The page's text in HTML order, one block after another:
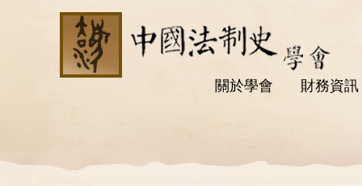
關於學會 財務資訊